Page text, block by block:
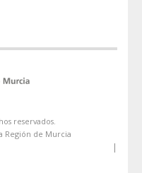
reservados.
Región de Murcia
|